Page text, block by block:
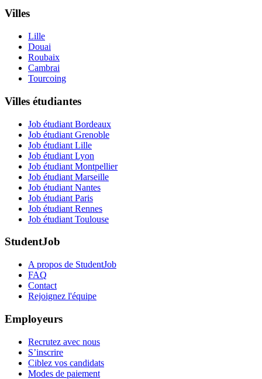
Villes
Lille
Douai
Roubaix
Cambrai
Tourcoing
Villes étudiantes
Job étudiant Bordeaux
Job étudiant Grenoble
Job étudiant Lille
Job étudiant Lyon
Job étudiant Montpellier
Job étudiant Marseille
Job étudiant Nantes
Job étudiant Paris
Job étudiant Rennes
Job étudiant Toulouse
StudentJob
A propos de StudentJob
FAQ
Contact
Rejoignez l'équipe
Employeurs
Recrutez avec nous
S’inscrire
Ciblez vos candidats
Modes de paiement